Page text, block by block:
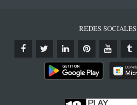
REDES SOCIALES